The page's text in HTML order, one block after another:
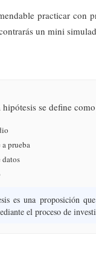
practicar con
un mini
se define
prueba
es una proposición
el proceso de